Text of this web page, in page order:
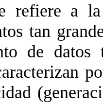
refiere a la
tan
de datos